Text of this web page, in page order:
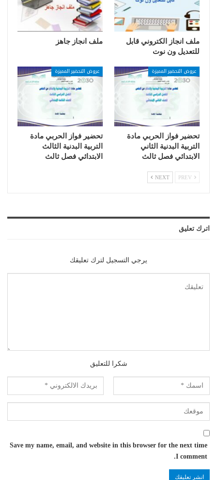
ملف انجاز الكتروني قابل
للتعديل ون نوت
ملف انجاز جاهز
عروض التحضير المميزة
تحضير فواز الحربي مادة
التربية البدنية الثاني
الابتدائي فصل ثالث
عروض التحضير المميزة
تحضير فواز الحربي مادة
التربية البدنية الثالث
الابتدائي فصل ثالث
NEXT
اترك تعليق
يرجي التسجيل لترك تعليقك
شكرا للتعليق
Save my name, email, and website in this browser for the next time
I comment.